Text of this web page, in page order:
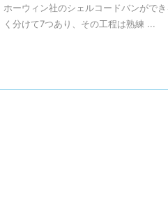
ホーウィン社のシェルコードバンがで
く分けて7つあり、その工程は熟練 ...